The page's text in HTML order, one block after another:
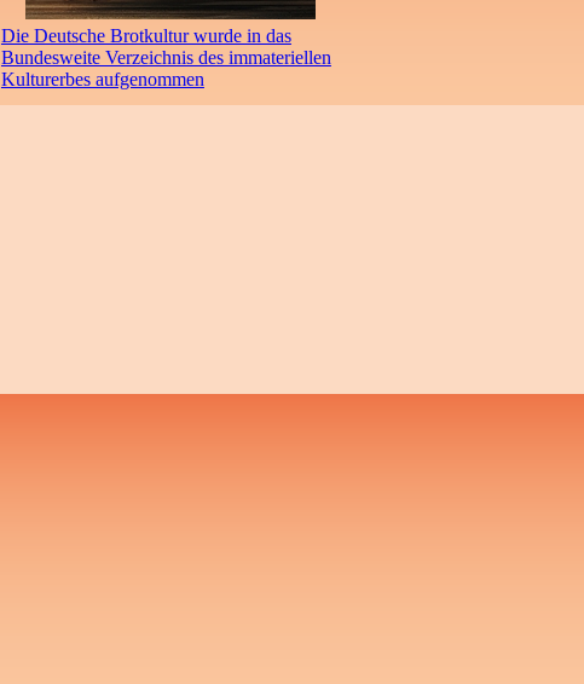
Die Deutsche Brotkultur wurde in das
Bundesweite Verzeichnis des immateriellen
Kulturerbes aufgenommen